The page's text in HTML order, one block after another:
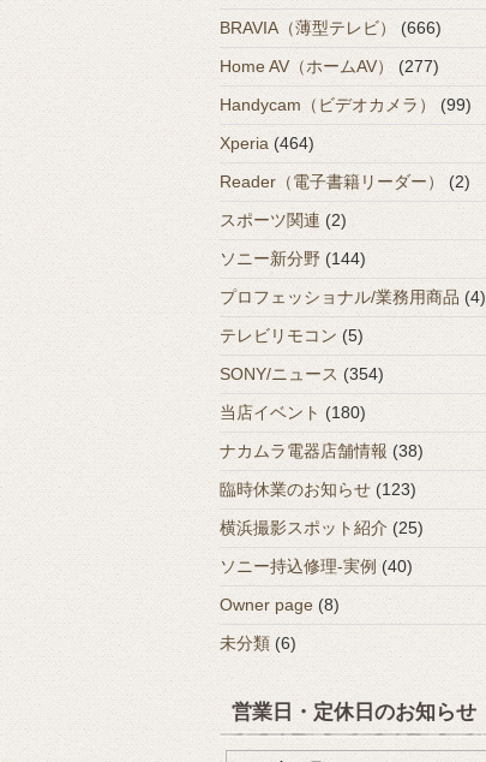
BRAVIA（薄型テレビ）
(666)
Home AV（ホームAV）
(277)
Handycam（ビデオカメラ）
(99)
Xperia (464)
Reader（電子書籍リーダー）
(2)
スポーツ関連 (2)
ソニー新分野 (144)
プロフェッショナル/業務用商品 (4)
テレビリモコン (5)
SONY/ニュース (354)
当店イベント (180)
ナカムラ電器店舗情報 (38)
臨時休業のお知らせ (123)
横浜撮影スポット紹介 (25)
ソニー持込修理-実例 (40)
Owner page (8)
未分類 (6)
営業日・定休日のお知らせ